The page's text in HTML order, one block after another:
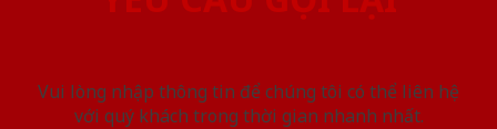
Vui lòng nhập thông tin để chúng tôi có thể liên hệ
với quý khách trong thời gian nhanh nhất.